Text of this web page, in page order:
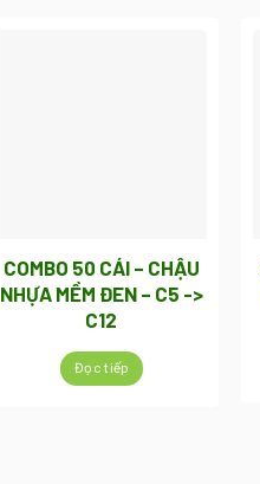
COMBO 50 CÁI – CHẬU
NHỰA MỀM ĐEN – C5 ->
C12
Đọc tiếp